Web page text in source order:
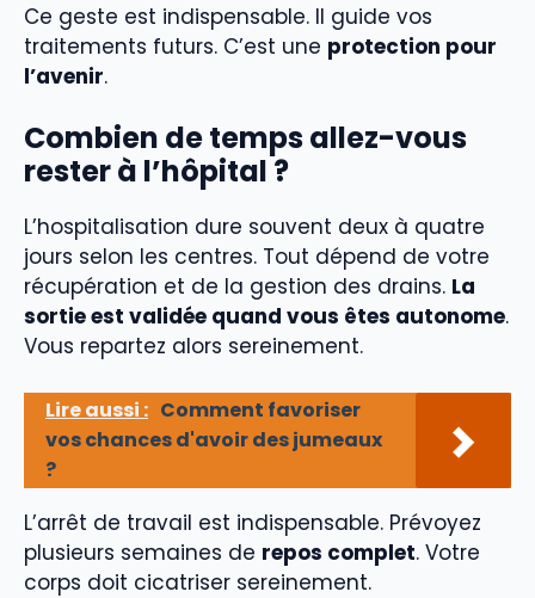
Ce geste est indispensable. Il guide vos
traitements futurs. C’est une protection pour
l’avenir.
Combien de temps allez-vous
rester à l’hôpital ?
L’hospitalisation dure souvent deux à quatre
jours selon les centres. Tout dépend de votre
récupération et de la gestion des drains. La
sortie est validée quand vous êtes autonome.
Vous repartez alors sereinement.
Lire aussi : Comment favoriser
vos chances d'avoir des jumeaux
?
L’arrêt de travail est indispensable. Prévoyez
plusieurs semaines de repos complet. Votre
corps doit cicatriser sereinement.